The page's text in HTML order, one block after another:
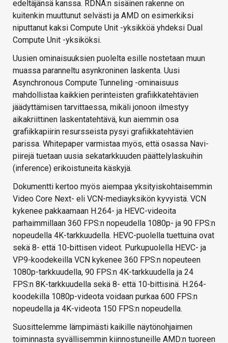
edeltäjänsä kanssa. RDNA:n sisäinen rakenne on
kuitenkin muuttunut selvästi ja AMD on esimerkiksi
niputtanut kaksi Compute Unit -yksikköä yhdeksi Dual
Compute Unit -yksiköksi.
Uusien ominaisuuksien puolelta esille nostetaan muun
muassa paranneltu asynkroninen laskenta. Uusi
Asynchronous Compute Tunneling -ominaisuus
mahdollistaa kaikkien perinteisten grafiikkatehtävien
jäädyttämisen tarvittaessa, mikäli jonoon ilmestyy
aikakriittinen laskentatehtävä, kun aiemmin osa
grafiikkapiirin resursseista pysyi grafiikkatehtävien
parissa. Whitepaper varmistaa myös, että osassa Navi-
piirejä tuetaan uusia sekatarkkuuden päättelylaskuihin
(inference) erikoistuneita käskyjä.
Dokumentti kertoo myös aiempaa yksityiskohtaisemmin
Video Core Next- eli VCN-mediayksikön kyvyistä. VCN
kykenee pakkaamaan H.264- ja HEVC-videoita
parhaimmillaan 360 FPS:n nopeudella 1080p- ja 90 FPS:n
nopeudella 4K-tarkkuudella. HEVC-puolella tuettuina ovat
sekä 8- että 10-bittisen videot. Purkupuolella HEVC- ja
VP9-koodekeilla VCN kykenee 360 FPS:n nopeuteen
1080p-tarkkuudella, 90 FPS:n 4K-tarkkuudella ja 24
FPS:n 8K-tarkkuudella sekä 8- että 10-bittisinä. H.264-
koodekilla 1080p-videota voidaan purkaa 600 FPS:n
nopeudella ja 4K-videota 150 FPS:n nopeudella.
Suosittelemme lämpimästi kaikille näytönohjaimen
toiminnasta syvällisemmin kiinnostuneille AMD:n tuoreen